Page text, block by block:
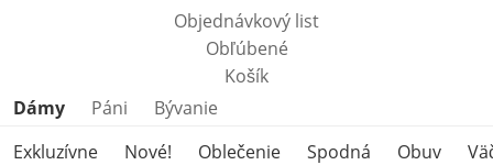
Objednávkový list
Obľúbené
Košík
Preskočiť kategórie produktov
Dámy Páni
Bývanie
Exkluzívne
Nové! Oblečenie
Spodná
Obuv